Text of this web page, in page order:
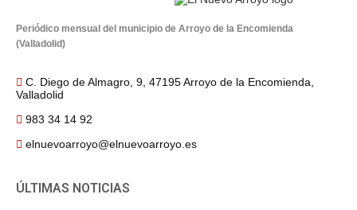
Periódico mensual del municipio de Arroyo de la Encomienda
(Valladolid)
C. Diego de Almagro, 9, 47195 Arroyo de la Encomienda,
Valladolid
983 34 14 92
elnuevoarroyo@elnuevoarroyo.es
ÚLTIMAS NOTICIAS